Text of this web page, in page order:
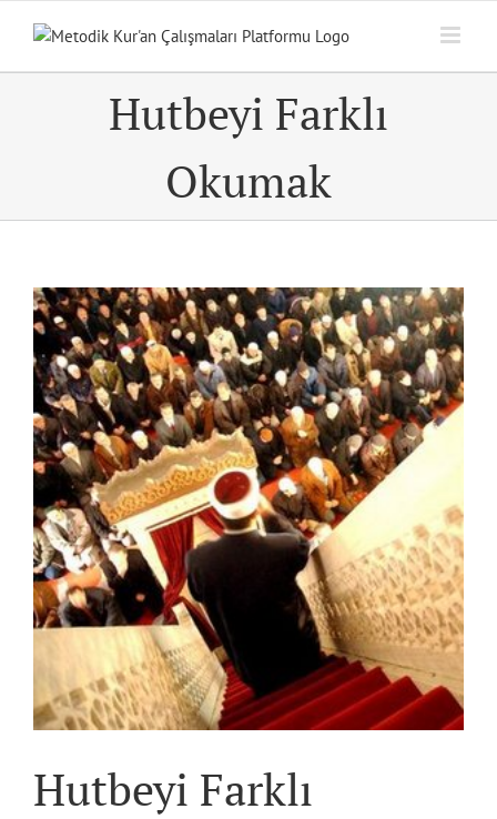
Hutbeyi Farklı
Okumak
View
Larger
Image
Hutbeyi Farklı